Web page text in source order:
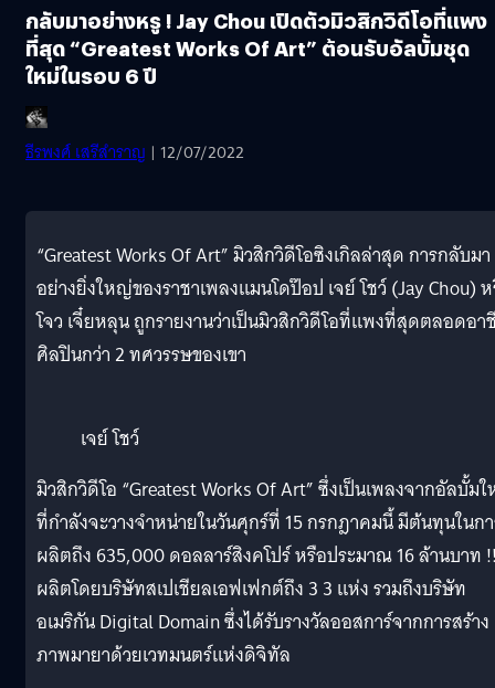
กลับมาอย่างหรู ! Jay Chou เปิดตัวมิวสิกวิดีโอที่แพง
ที่สุด “Greatest Works Of Art” ต้อนรับอัลบั้มชุด
ใหม่ในรอบ 6 ปี
ธีรพงศ์ เสรีสำราญ | 12/07/2022
“Greatest Works Of Art” มิวสิกวิดีโอซิงเกิลล่าสุด การกลับมา
อย่างยิ่งใหญ่ของราชาเพลงแมนโดป๊อป เจย์ โชว์ (Jay Chou)
โจว เจี๋ยหลุน ถูกรายงานว่าเป็นมิวสิกวิดีโอที่แพงที่สุดตลอดอ
ศิลปินกว่า 2 ทศวรรษของเขา
เจย์ โชว์
มิวสิกวิดีโอ “Greatest Works Of Art” ซึ่งเป็นเพลงจากอัลบั้ม
ที่กำลังจะวางจำหน่ายในวันศุกร์ที่ 15 กรกฎาคมนี้ มีต้นทุนในก
ผลิตถึง 635,000 ดอลลาร์สิงคโปร์ หรือประมาณ 16 ล้านบาท
ผลิตโดยบริษัทสเปเชียลเอฟเฟกต์ถึง 3 3 แห่ง รวมถึงบริษัท
อเมริกัน Digital Domain ซึ่งได้รับรางวัลออสการ์จากการสร้าง
ภาพมายาด้วยเวทมนตร์แห่งดิจิทัล